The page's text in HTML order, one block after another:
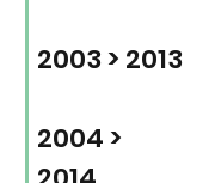
2003 > 2013
2004 >